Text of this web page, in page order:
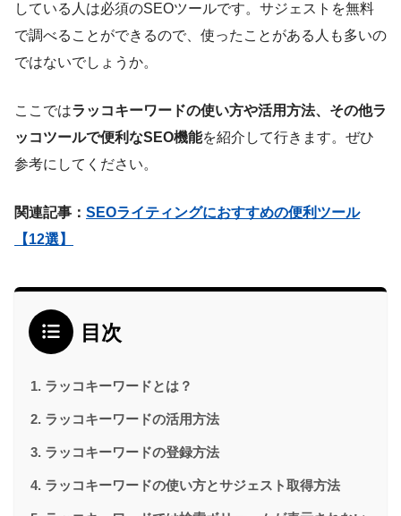
している人は必須のSEOツールです。サジェストを無料
で調べることができるので、使ったことがある人も多いの
ではないでしょうか。
ここではラッコキーワードの使い方や活用方法、その他ラ
ッコツールで便利なSEO機能を紹介して行きます。ぜひ
参考にしてください。
関連記事： SEOライティングにおすすめの便利ツール
【12選】
目次
ラッコキーワードとは？
ラッコキーワードの活用方法
ラッコキーワードの登録方法
ラッコキーワードの使い方とサジェスト取得方法